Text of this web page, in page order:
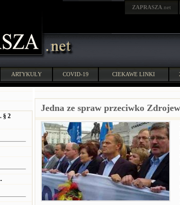
ZAPRASZA .net
ARTYKUŁY COVID-19 CIEKAWE LINKI
§ 2
Jedna ze spraw przeciwko